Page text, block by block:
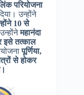
परियोजना
उन्होंने
10 से
महानंदा
इसे तत्काल
पूर्णिया,
से होकर